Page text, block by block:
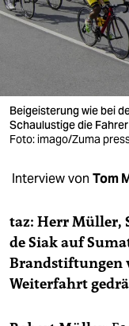
nord
verlag
verlag
shop
fragen & hilfe
unterstützen
abo
Beigeisterung wie bei
Schaulustige die
Foto: imago/Zuma
Interview von Tom
taz: Herr Müller,
de Siak auf
Brandstiftungen
Weiterfahrt